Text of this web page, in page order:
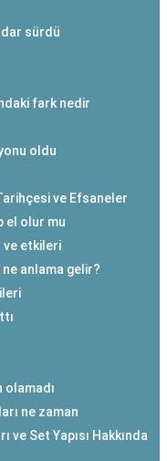
sürdü
fark nedir
oldu
ve Efsaneler
el olur mu
ve etkileri
anlama gelir?
olamadı
ne zaman
ve Set Yapısı Hakkında